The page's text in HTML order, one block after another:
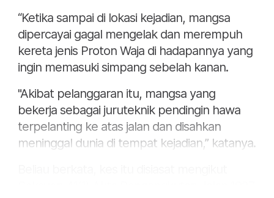
“Ketika sampai di lokasi kejadian, mangsa
dipercayai gagal mengelak dan merempuh
kereta jenis Proton Waja di hadapannya yang
ingin memasuki simpang sebelah kanan.
"Akibat pelanggaran itu, mangsa yang
bekerja sebagai juruteknik pendingin hawa
terpelanting ke atas jalan dan disahkan
meninggal dunia di tempat kejadian,” katanya.